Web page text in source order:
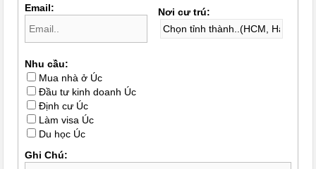
Email: Nơi cư trú:
Nhu cầu:
Mua nhà ở Úc
Đầu tư kinh doanh Úc
Định cư Úc
Làm visa Úc
Du học Úc
Ghi Chú: